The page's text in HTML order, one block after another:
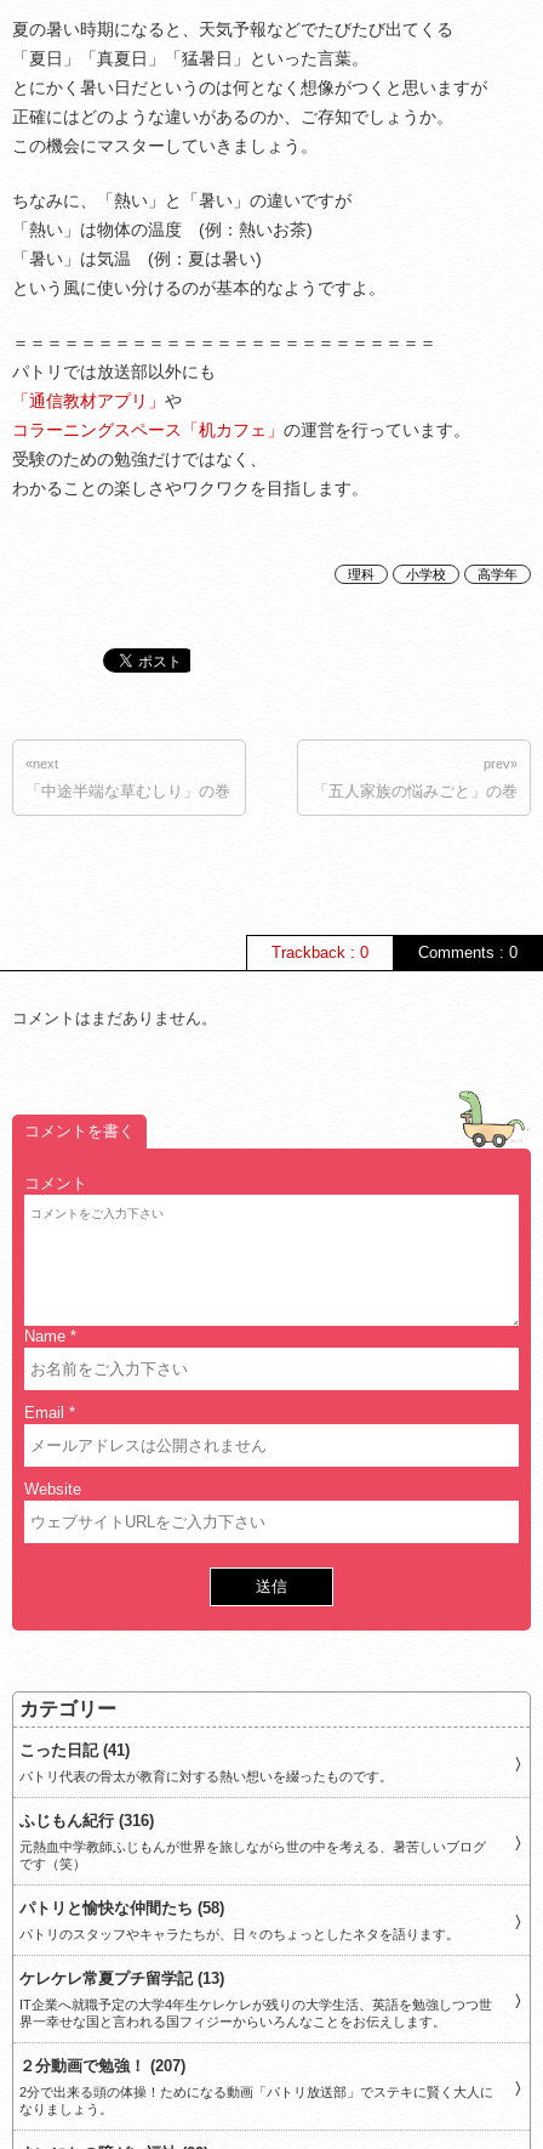
夏の暑い時期になると、天気予報などでたびたび出てくる
「夏日」「真夏日」「猛暑日」といった言葉。
とにかく暑い日だというのは何となく想像がつくと思いますが
正確にはどのような違いがあるのか、ご存知でしょうか。
この機会にマスターしていきましょう。
ちなみに、「熱い」と「暑い」の違いですが
「熱い」は物体の温度 (例：熱いお茶)
「暑い」は気温 (例：夏は暑い)
という風に使い分けるのが基本的なようですよ。
＝＝＝＝＝＝＝＝＝＝＝＝＝＝＝＝＝＝＝＝＝＝＝＝＝
パトリでは放送部以外にも
「通信教材アプリ」 や
コラーニングスペース「机カフェ」 の運営を行っています。
受験のための勉強だけではなく、
わかることの楽しさやワクワクを目指します。
理科 小学校 高学年
«next
「中途半端な草むしり」の巻
prev»
「五人家族の悩みごと」の巻
Comments : 0
Trackback : 0
コメントはまだありません。
コメントを書く
コメント
Name *
Email *
Website
カテゴリー
こった日記 (41)
パトリ代表の骨太が教育に対する熱い想いを綴ったものです。
ふじもん紀行 (316)
元熱血中学教師ふじもんが世界を旅しながら世の中を考える、暑苦しいブログ
です（笑）
パトリと愉快な仲間たち (58)
パトリのスタッフやキャラたちが、日々のちょっとしたネタを語ります。
ケレケレ常夏プチ留学記 (13)
IT企業へ就職予定の大学4年生ケレケレが残りの大学生活、英語を勉強しつつ世
界一幸せな国と言われる国フィジーからいろんなことをお伝えします。
２分動画で勉強！ (207)
2分で出来る頭の体操！ためになる動画「パトリ放送部」でステキに賢く大人に
なりましょう。